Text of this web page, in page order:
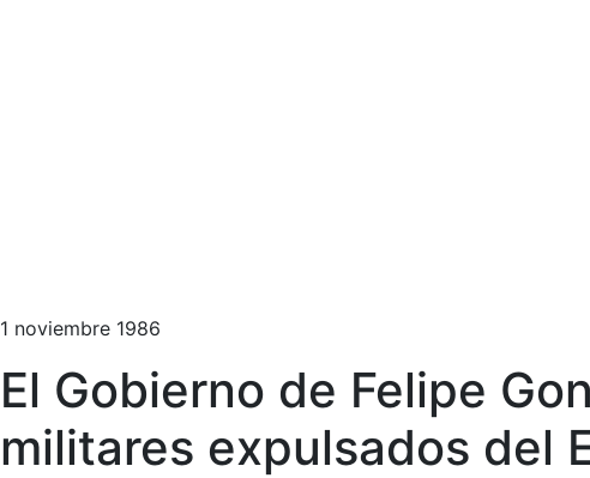
1 noviembre 1986
El Gobierno de Felipe
militares expulsados del